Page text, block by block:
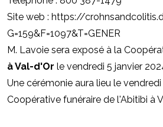
Site web : https://
G=159&F=1097&T=GENER
M. Lavoie sera exposé à la
à Val-d'Or le vendredi 5 janvier
Une cérémonie aura lieu le
Coopérative funéraire de l'Abitibi à